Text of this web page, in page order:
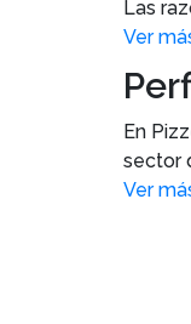
Las
Ver
En
sector
Ver